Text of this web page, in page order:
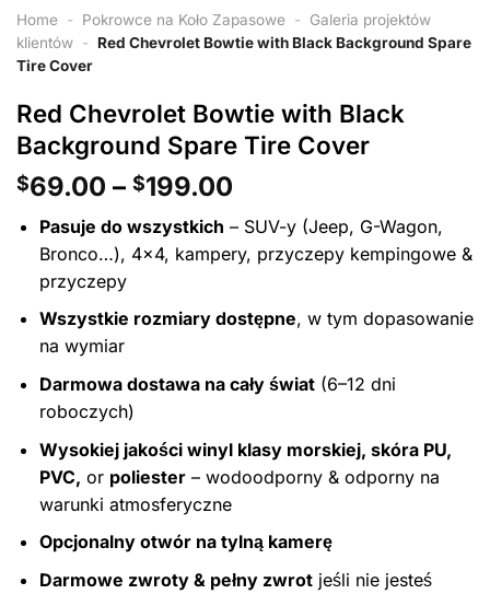
Home - Pokrowce na Koło Zapasowe -
Galeria projektów
klientów - Red Chevrolet Bowtie with Black Background Spare
Tire Cover
Red Chevrolet Bowtie with Black
Background Spare Tire Cover
$69.00 – $199.00
od
$69.00
$199.00
Pasuje do wszystkich – SUV-y (Jeep, G-Wagon,
Bronco…), 4x4, kampery, przyczepy kempingowe &
przyczepy
Wszystkie rozmiary dostępne, w tym dopasowanie
na wymiar
Darmowa dostawa na cały świat(6–12 dni
roboczych)
Wysokiej jakości winyl klasy morskiej, skóra PU,
PVC, or poliester– wodoodporny & odporny na
warunki atmosferyczne
Opcjonalny otwór na tylną kamerę
Darmowe zwroty & pełny zwrotjeśli nie jesteś